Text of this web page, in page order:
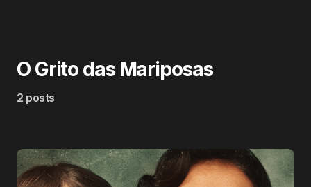
O Grito das Mariposas
2 posts